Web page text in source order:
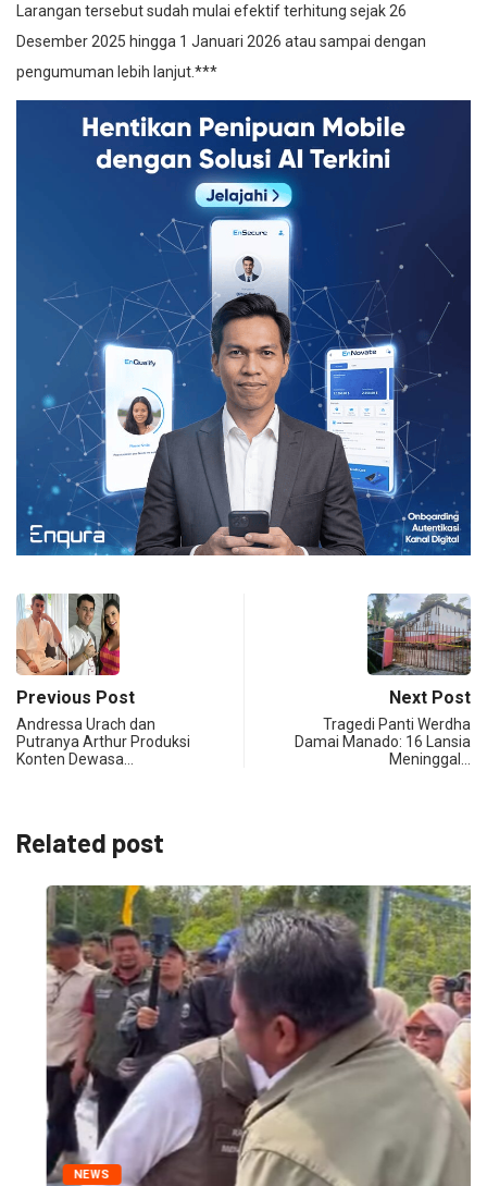
Larangan tersebut sudah mulai efektif terhitung sejak 26
Desember 2025 hingga 1 Januari 2026 atau sampai dengan
pengumuman lebih lanjut.***
Previous Post
Andressa Urach dan
Putranya Arthur Produksi
Konten Dewasa…
Next Post
Tragedi Panti Werdha
Damai Manado: 16 Lansia
Meninggal…
Related post
NEWS